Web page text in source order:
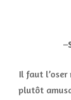
–
Il faut
plutôt